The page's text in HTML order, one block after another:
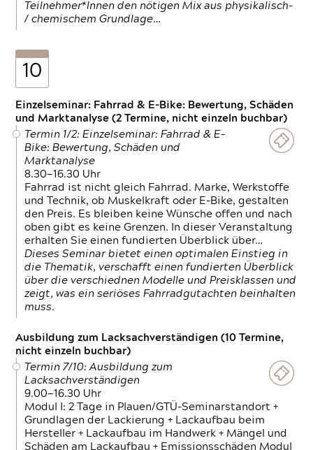
Teilnehmer*Innen den nötigen Mix aus physikalisch-
/ chemischem Grundlage…
10
Einzelseminar: Fahrrad & E-Bike: Bewertung, Schäden
und Marktanalyse (2 Termine, nicht einzeln buchbar)
Termin 1/2: Einzelseminar: Fahrrad & E-
Bike: Bewertung, Schäden und
Marktanalyse
8.30—16.30 Uhr
Fahrrad ist nicht gleich Fahrrad. Marke, Werkstoffe
und Technik, ob Muskelkraft oder E-Bike, gestalten
den Preis. Es bleiben keine Wünsche offen und nach
oben gibt es keine Grenzen. In dieser Veranstaltung
erhalten Sie einen fundierten Überblick über…
Dieses Seminar bietet einen optimalen Einstieg in
die Thematik, verschafft einen fundierten Überblick
über die verschiednen Modelle und Preisklassen und
zeigt, was ein seriöses Fahrradgutachten beinhalten
muss.
Ausbildung zum Lacksachverständigen (10 Termine,
nicht einzeln buchbar)
Termin 7/10: Ausbildung zum
Lacksachverständigen
9.00—16.30 Uhr
Modul I: 2 Tage in Plauen/GTÜ-Seminarstandort +
Grundlagen der Lackierung + Lackaufbau beim
Hersteller + Lackaufbau im Handwerk + Mängel und
Schäden am Lackaufbau + Emissionsschäden Modul